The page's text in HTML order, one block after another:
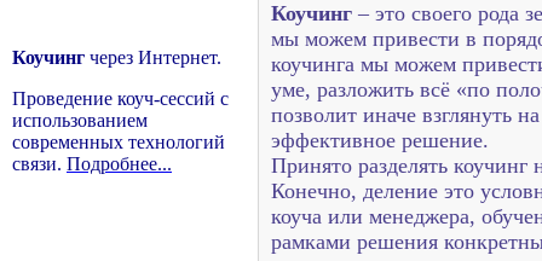
Коучинг через Интернет.
Проведение коуч-сессий с
использованием
современных технологий
связи. Подробнее...
Коучинг – это своего рода
мы можем привести в
коучинга мы можем
уме, разложить всё «по
позволит иначе взглянуть
эффективное решение.
Принято разделять коучинг
Конечно, деление это
коуча или менеджера,
рамками решения